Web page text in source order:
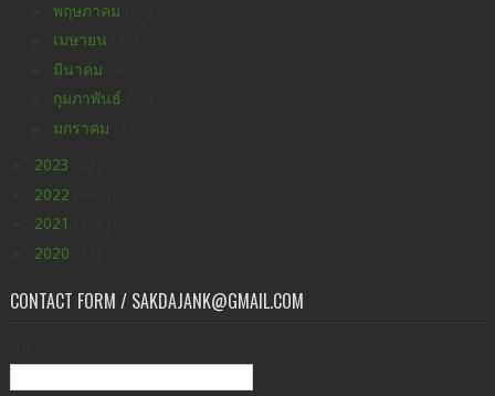
พฤษภาคม
เมษายน
มีนาคม
กุมภาพันธ์
มกราคม
2023
2022
2021
2020
CONTACT FORM / SAKDAJANK@GMAIL.COM